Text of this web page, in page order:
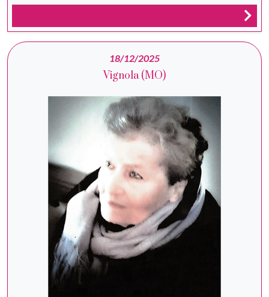
18/12/2025
Vignola (MO)